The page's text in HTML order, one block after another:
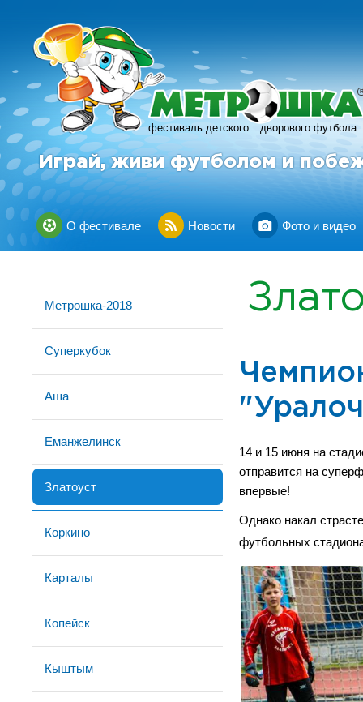
фестиваль детского дворового футбола
R
Играй, живи футболом и
О фестивале Новости Фото и видео
Метрошка-2018
Суперкубок
Аша
Еманжелинск
Златоуст
Коркино
Карталы
Копейск
Кыштым
14 и 15 июня на
отправится на
впервые!
Однако накал
футбольных